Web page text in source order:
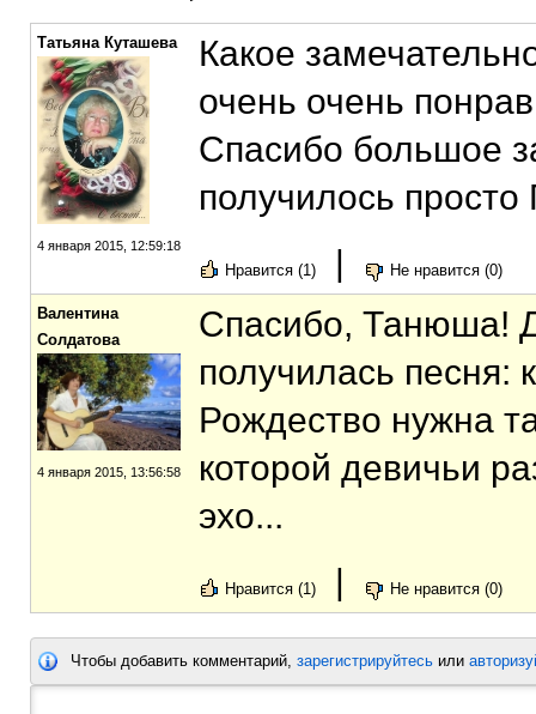
Татьяна Куташева
4 января 2015, 12:59:18
Какое
очень очень
Спасибо большое
получилось
Нравится (1) | Не нравится (0)
Валентина
Солдатова
4 января 2015, 13:56:58
Спасибо, Танюша!
получилась песня:
Рождество нужна
которой девичьи
эхо...
Нравится (1) | Не нравится (0)
Чтобы добавить комментарий, зарегистрируйтесь или